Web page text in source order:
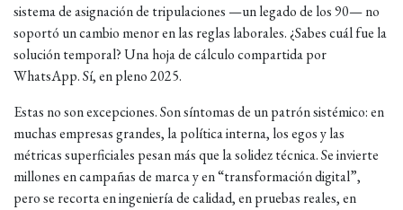
sistema de asignación de tripulaciones —un legado de los 90— no
soportó un cambio menor en las reglas laborales. ¿Sabes cuál fue la
solución temporal? Una hoja de cálculo compartida por
WhatsApp. Sí, en pleno 2025.
Estas no son excepciones. Son síntomas de un patrón sistémico: en
muchas empresas grandes, la política interna, los egos y las
métricas superficiales pesan más que la solidez técnica. Se invierte
millones en campañas de marca y en “transformación digital”,
pero se recorta en ingeniería de calidad, en pruebas reales, en